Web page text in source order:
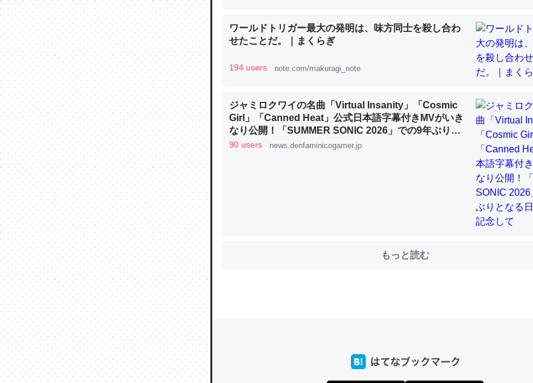
これを元に考えるとカルシウムを大量に使う脊椎動物と貝類は苦労してるん
類だと殻を無くしてナメクジになったり努力してるし。
ウチもEchoを実家に置いて４年。でたまに覗いてる。ぼちぼちRingも置こう
中。あと、Googleマップで位置情報を共有してる。電池残量や充電中かが分
─たまにLINEするくらいだった遠方の父67歳と僕。ITツール導入でコミュニケーションが
ワールドトリガー最大の発明は、味方同士を殺し合わ
せたことだ。｜まくらぎ
194 users note.com/makuragi_note
ジャミロクワイの名曲「Virtual Insanity」「Cosmic
Girl」「Canned Heat」公式日本語字幕付きMVがいき
なり公開！「SUMMER SONIC 2026」での9年ぶりと
なる日本公演を記念して
90 users news.denfaminicogamer.jp
もっと読む